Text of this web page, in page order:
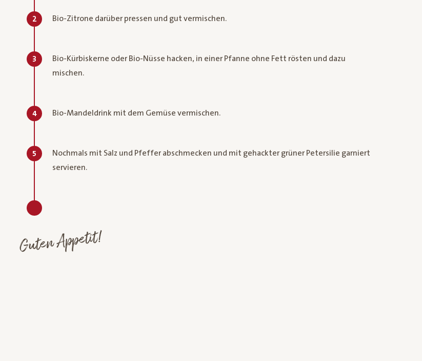
2 Bio-Zitrone darüber pressen und gut vermischen.
3
Bio-Kürbiskerne oder Bio-Nüsse hacken, in einer Pfanne ohne Fett rösten und dazu
mischen.
4 Bio-Mandeldrink mit dem Gemüse vermischen.
5
Nochmals mit Salz und Pfeffer abschmecken und mit gehackter grüner Petersilie garniert
servieren.
Guten Appetit!